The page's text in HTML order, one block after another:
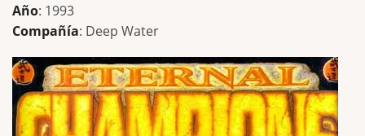
Año: 1993
Compañía: Deep Water